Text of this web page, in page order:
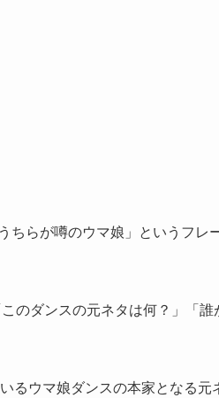
ちらが噂のウマ娘」というフ
のダンスの元ネタは何？」「
るウマ娘ダンスの本家となる元